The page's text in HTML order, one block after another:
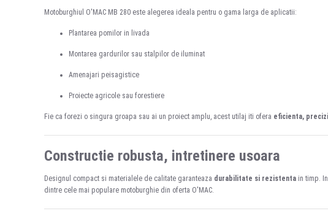
Motoburghiul O'MAC MB 280 este alegerea ideala pentru o gama larga de aplicatii:
Plantarea pomilor in livada
Montarea gardurilor sau stalpilor de iluminat
Amenajari peisagistice
Proiecte agricole sau forestiere
Fie ca forezi o singura groapa sau ai un proiect amplu, acest utilaj iti ofera eficienta,
Constructie robusta, intretinere usoara
Designul compact si materialele de calitate garanteaza durabilitate si rezistenta in timp.
dintre cele mai populare motoburghie din oferta O'MAC.